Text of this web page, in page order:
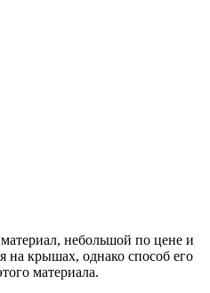
небольшой по цене и
на крышах, однако способ его
материала.